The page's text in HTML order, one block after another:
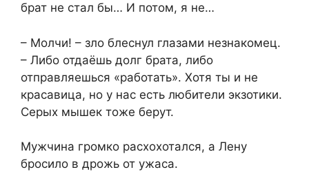
брат не стал бы… И потом, я не…
– Молчи! – зло блеснул глазами незнакомец.
– Либо отдаёшь долг брата, либо
отправляешься «работать». Хотя ты и не
красавица, но у нас есть любители экзотики.
Серых мышек тоже берут.
Мужчина громко расхохотался, а Лену
бросило в дрожь от ужаса.